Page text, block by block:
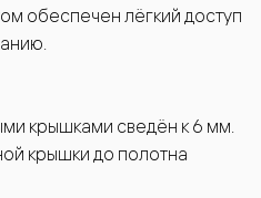
обеспечен лёгкий доступ
крышками сведён к 6 мм.
крышки до полотна